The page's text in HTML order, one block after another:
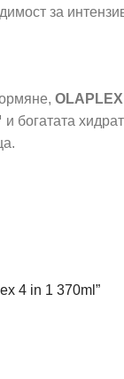
за
и богатата
4 in 1 370ml”